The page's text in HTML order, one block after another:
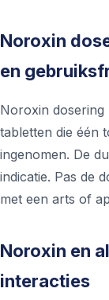
Noroxin
en
Noroxin dosering
tabletten die één
ingenomen. De
indicatie. Pas de
met een arts of
Noroxin en
interacties